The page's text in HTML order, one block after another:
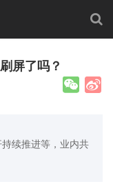
屏了吗？
续推进等，业内共